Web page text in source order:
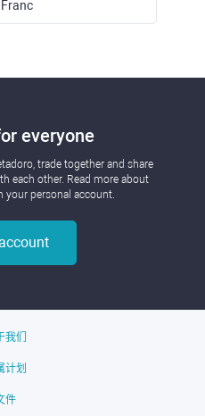
everyone
trade together and share
each other. Read more about
your personal account.
我们
计划
件